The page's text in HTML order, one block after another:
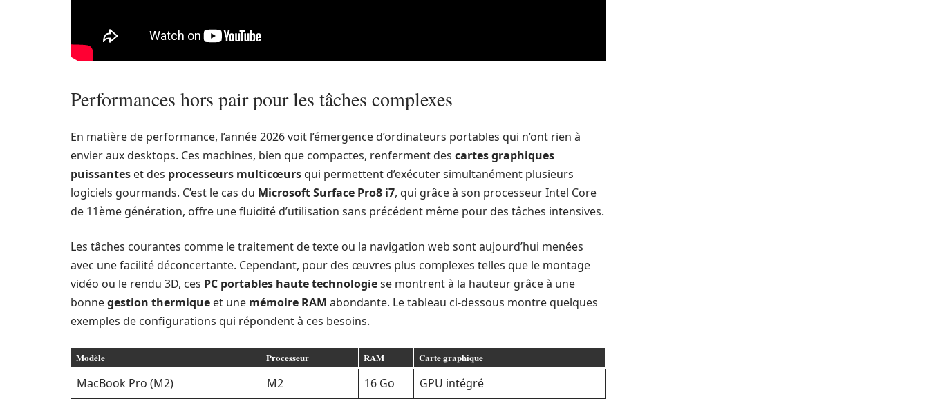
Performances hors pair pour les tâches complexes
En matière de performance, l’année 2026 voit l’émergence d’ordinateurs portables qui n’ont rien à
envier aux desktops. Ces machines, bien que compactes, renferment des cartes graphiques
puissantes et des processeurs multicœursqui permettent d’exécuter simultanément plusieurs
logiciels gourmands. C’est le cas du Microsoft Surface Pro8 i7, qui grâce à son processeur Intel Core
de 11ème génération, offre une fluidité d’utilisation sans précédent même pour des tâches intensives.
Les tâches courantes comme le traitement de texte ou la navigation web sont aujourd’hui menées
avec une facilité déconcertante. Cependant, pour des œuvres plus complexes telles que le montage
vidéo ou le rendu 3D, ces PC portables haute technologiese montrent à la hauteur grâce à une
bonnegestion thermique et une mémoire RAM abondante. Le tableau ci-dessous montre quelques
exemples de configurations qui répondent à ces besoins.
Modèle Processeur RAM Carte graphique
MacBook Pro (M2) M2 16 Go GPU intégré